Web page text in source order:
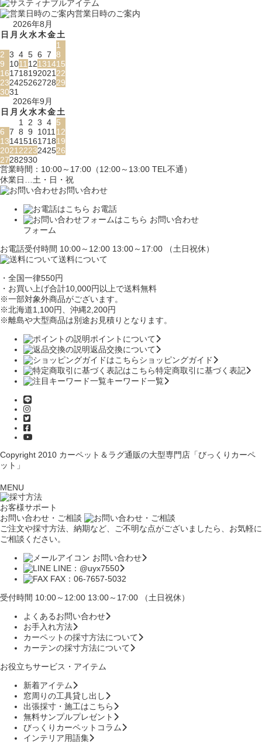
営業日時のご案内
2026年8月
日 月 火水木金土
1
2 3 4 5 6 7 8
9
1011 12131415
161718192021 22
23242526272829
3031
2026年9月
日 月 火水木金土
1
2 3 4 5
6 7 8 9 1011 12
13141516171819
2021 2223242526
27282930
営業時間：10:00～17:00（12:00～13:00 TEL不通）
休業日…土・日・祝
お問い合わせ
お電話
お問い合わせ
フォーム
お電話受付時間 10:00～12:00 13:00～17:00 （土日祝休）
送料について
・全国一律550円
・お買い上げ合計10,000円 以上で送料無料
※一部対象外商品がございます。
※北海道1,100円
、沖縄2,200円
※離島や大型商品は別途お見積りとなります。
ポイントについて
返品交換について
ショッピングガイド
特定商取引に基づく表記
キーワード一覧
Copyright 2010 カーペット＆ラグ通販の大型専門店「びっくりカーペ
ット」
MENU
お客様サポート
お問い合わせ・ご相談
ご注文や採寸方法、納期など、ご不明な点がございましたら、お気軽に
ご相談ください。
お問い合わせ
LINE：@uyx7550
FAX：06-7657-5032
受付時間 10:00～12:00 13:00～17:00 （土日祝休）
よくあるお問い合わせ
お手入れ方法
カーペットの採寸方法について
カーテンの採寸方法について
お役立ちサービス・アイテム
新着アイテム
窓周りの工具貸し出し
出張採寸・施工はこちら
無料サンプルプレゼント
びっくりカーペットコラム
インテリア用語集